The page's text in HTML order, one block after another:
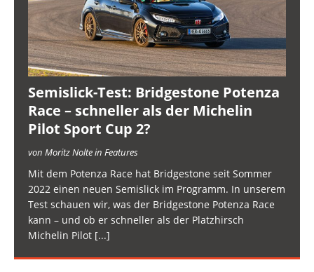
Semislick-Test: Bridgestone Potenza
Race – schneller als der Michelin
Pilot Sport Cup 2?
von Moritz Nolte in Features
Mit dem Potenza Race hat Bridgestone seit Sommer
2022 einen neuen Semislick im Programm. In unserem
Test schauen wir, was der Bridgestone Potenza Race
kann – und ob er schneller als der Platzhirsch
Michelin Pilot [...]